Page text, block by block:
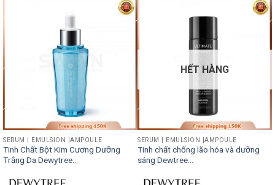
SERUM | EMULSION |AMPOULE
Tinh Chất Bột Kim Cương Dưỡng
Trắng Da Dewytree...
HẾT HÀNG
SERUM | EMULSION |AMPOULE
Tinh chất chống lão hóa và dưỡng
sáng Dewtree...